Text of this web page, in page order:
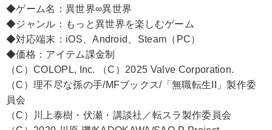
◆ゲーム名：異世界∞異世界
◆ジャンル：もっと異世界を楽しむゲーム
◆対応端末：iOS、Android、Steam（PC）
◆価格：アイテム課金制
（C）COLOPL, Inc. （C）2025 Valve Corporation.
（C）理不尽な孫の手/MFブックス/「無職転生II」製作委
員会
（C）川上泰樹・伏瀬・講談社／転スラ製作委員会